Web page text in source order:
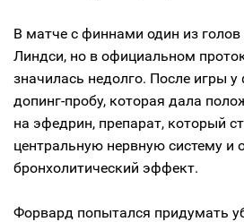
В матче с финнами один из голов
Линдси, но в официальном
значилась недолго. После игры
допинг-пробу, которая дала
на эфедрин, препарат, который
центральную нервную систему и
бронхолитический эффект.
Форвард попытался придумать